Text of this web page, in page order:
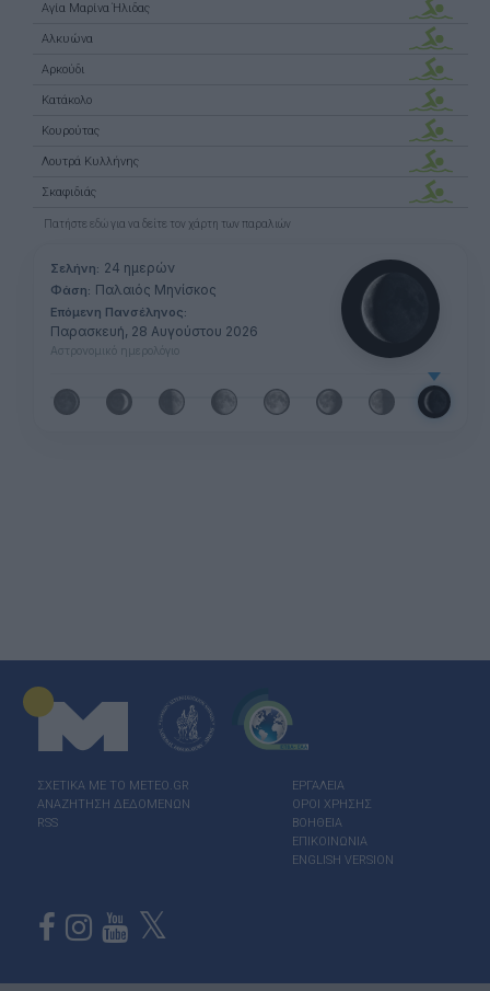
Αγία Μαρίνα Ήλιδας
Αλκυώνα
Αρκούδι
Κατάκολο
Κουρούτας
Λουτρά Κυλλήνης
Σκαφιδιάς
Πατήστε εδώγια να δείτε τον χάρτη των παραλιών
Σελήνη: 24 ημερών
Φάση: Παλαιός Μηνίσκος
Επόμενη Πανσέληνος:
Παρασκευή, 28 Αυγούστου 2026
Αστρονομικό ημερολόγιο
ΣΧΕΤΙΚΑ ΜΕ ΤΟ ΜΕΤΕΟ.GR
ΑΝΑΖΗΤΗΣΗ ΔΕΔΟΜΕΝΩΝ
RSS
ΕΡΓΑΛΕΙΑ
ΟΡΟΙ ΧΡΗΣΗΣ
ΒΟΗΘΕΙΑ
ΕΠΙΚΟΙΝΩΝΙΑ
ENGLISH VERSION